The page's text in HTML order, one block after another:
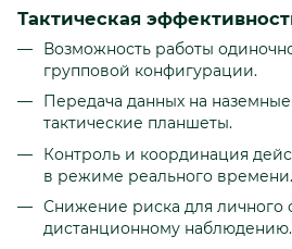
Тактическая
Возможность работы
групповой конфигурации.
Передача данных на
тактические планшеты.
Контроль и координация
в режиме реального времени.
Снижение риска для личного
дистанционному наблюдению.